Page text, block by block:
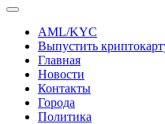
AML/KYC
Выпустить
Главная
Новости
Контакты
Города
Политика